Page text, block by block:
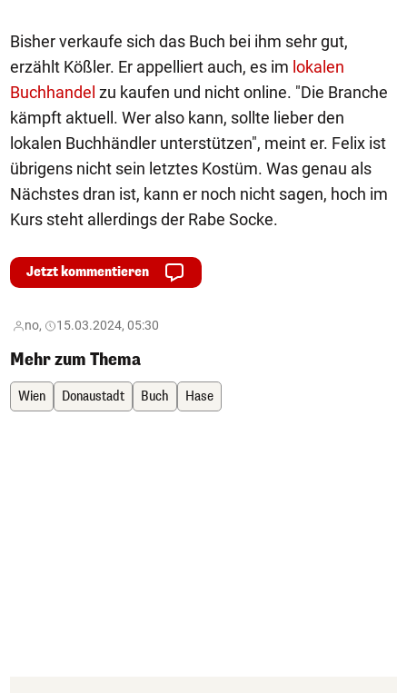
Bisher verkaufe sich das Buch bei ihm sehr gut,
erzählt Kößler. Er appelliert auch, es im lokalen
Buchhandel zu kaufen und nicht online. "Die Branche
kämpft aktuell. Wer also kann, sollte lieber den
lokalen Buchhändler unterstützen", meint er. Felix ist
übrigens nicht sein letztes Kostüm. Was genau als
Nächstes dran ist, kann er noch nicht sagen, hoch im
Kurs steht allerdings der Rabe Socke.
Jetzt kommentieren
no, 15.03.2024, 05:30
Mehr zum Thema
Wien Donaustadt Buch Hase